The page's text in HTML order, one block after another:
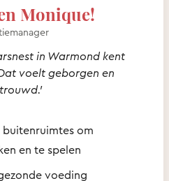
Monique!
in Warmond kent
voelt geborgen en
buitenruimtes om
en te spelen
voeding